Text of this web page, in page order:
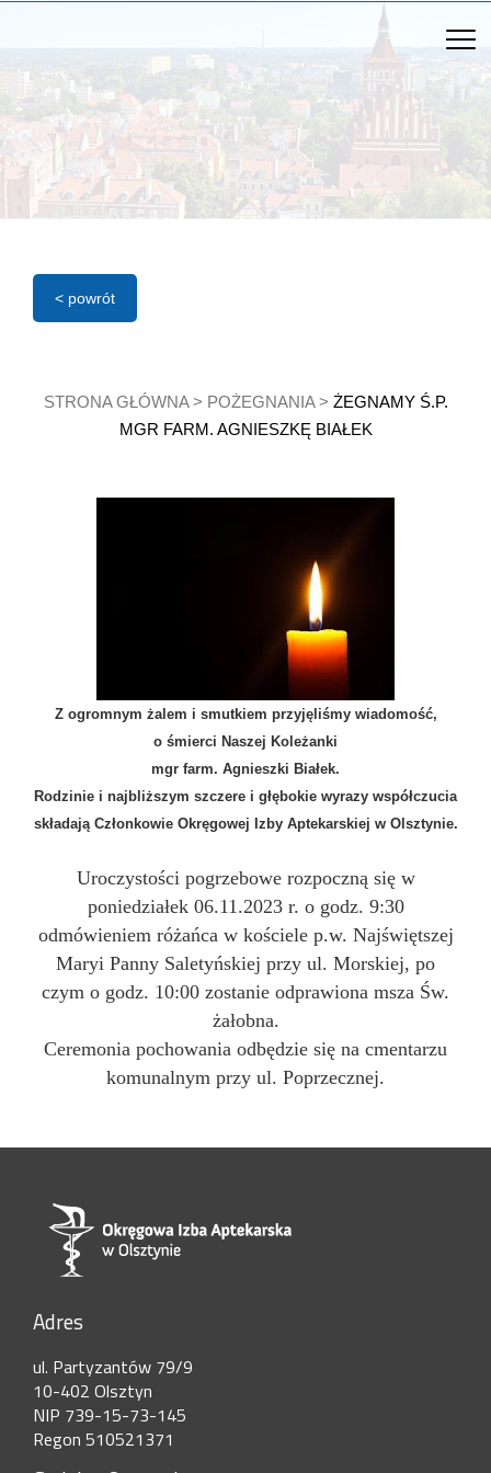
< powrót
STRONA GŁÓWNA> POŻEGNANIA> ŻEGNAMY Ś.P.
MGR FARM. AGNIESZKĘ BIAŁEK
Z ogromnym żalem i smutkiem przyjęliśmy wiadomość,
o śmierci Naszej Koleżanki
mgr farm. Agnieszki Białek.
Rodzinie i najbliższym szczere i głębokie wyrazy współczucia
składają Członkowie Okręgowej Izby Aptekarskiej w Olsztynie.
Uroczystości pogrzebowe rozpoczną się w
poniedziałek 06.11.2023 r. o godz. 9:30
odmówieniem różańca w kościele p.w. Najświętszej
Maryi Panny Saletyńskiej przy ul. Morskiej, po
czym o godz. 10:00 zostanie odprawiona msza Św.
żałobna.
Ceremonia pochowania odbędzie się na cmentarzu
komunalnym przy ul. Poprzecznej.
Adres
ul. Partyzantów 79/9
10-402 Olsztyn
NIP 739-15-73-145
Regon 510521371